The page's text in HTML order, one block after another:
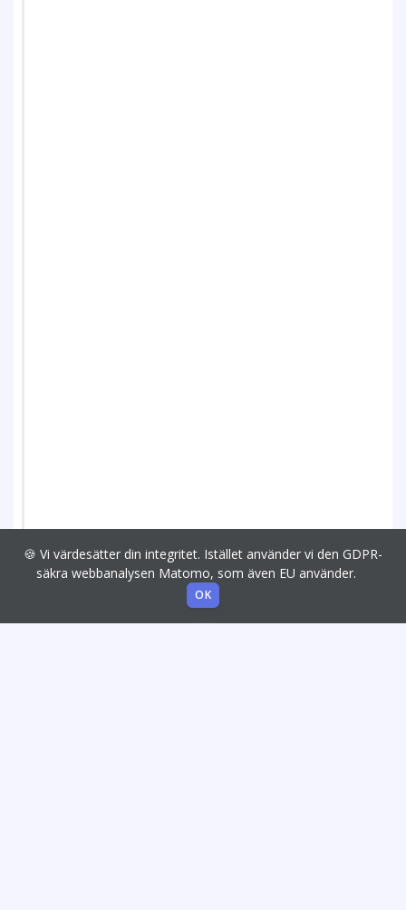
🍪 Vi värdesätter din integritet. Istället använder vi den GDPR-
säkra webbanalysen Matomo, som även EU använder.
OK